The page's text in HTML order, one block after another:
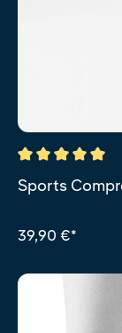
Sports
39,90 €*